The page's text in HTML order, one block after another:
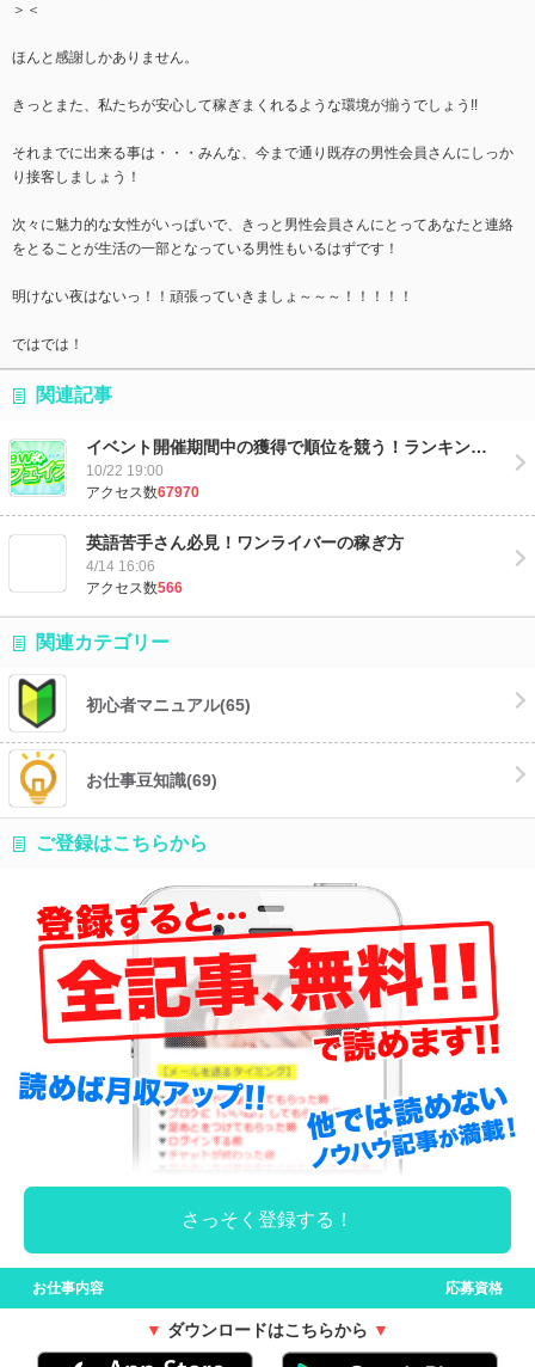
＞＜
ほんと感謝しかありません。
きっとまた、私たちが安心して稼ぎまくれるような環境が揃うでしょう!!
それまでに出来る事は・・・みんな、今まで通り既存の男性会員さんにしっか
り接客しましょう！
次々に魅力的な女性がいっぱいで、きっと男性会員さんにとってあなたと連絡
をとることが生活の一部となっている男性もいるはずです！
明けない夜はないっ！！頑張っていきましょ～～～！！！！！
ではでは！
関連記事
イベント開催期間中の獲得で順位を競う！ランキング杯☆
10/22 19:00
アクセス数67970
英語苦手さん必見！ワンライバーの稼ぎ方
4/14 16:06
アクセス数566
関連カテゴリー
初心者マニュアル(65)
お仕事豆知識(69)
ご登録はこちらから
さっそく登録する！
お仕事内容 応募資格
▼ ダウンロードはこちらから ▼